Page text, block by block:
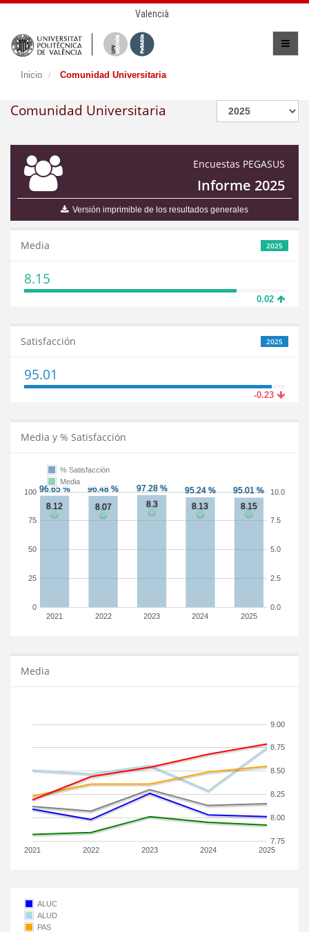
Valencià
Inicio Comunidad Universitaria
Comunidad Universitaria
Encuestas PEGASUS
Informe 2025
Versión imprimible de los resultados generales
2025
Media
8.15
0.02
2025
Satisfacción
95.01
-0.23
Media y % Satisfacción
2021 2022 2023 2024 2025
0
25
50
75
100
0.0
2.5
5.0
7.5
10.0
% Satisfacción
Media
Media
2021 2022 2023 2024 2025
7.75
8.00
8.25
8.50
8.75
9.00
ALUC
ALUD
PAS